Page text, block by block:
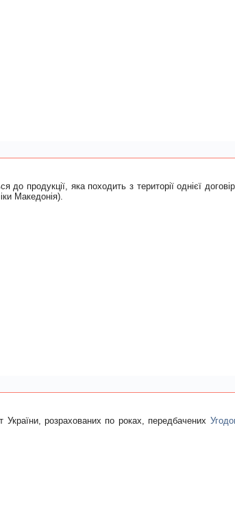
до продукції, яка походить з території однієї
Македонія).
розрахованих по роках, передбачених